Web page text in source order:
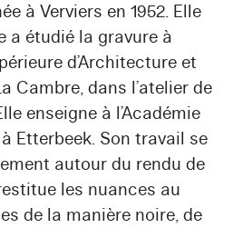
à Verviers en 1952. Elle
a étudié la gravure à
d’Architecture et
Cambre, dans l’atelier de
enseigne à l’Académie
Etterbeek. Son travail se
autour du rendu de
les nuances au
de la manière noire, de